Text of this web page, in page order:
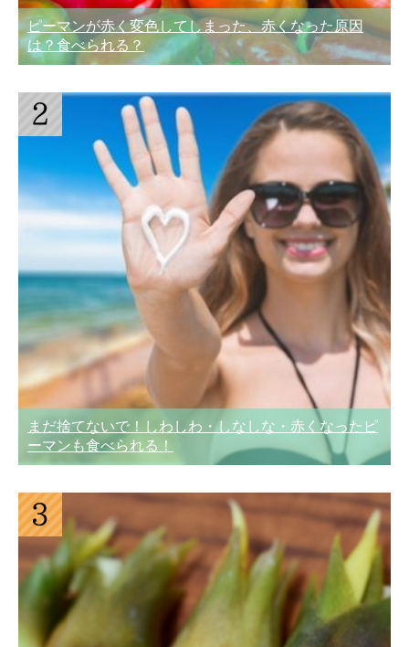
ピーマンが赤く変色してしまった、赤くなった原因
は？食べられる？
まだ捨てないで！しわしわ・しなしな・赤くなったピ
ーマンも食べられる！